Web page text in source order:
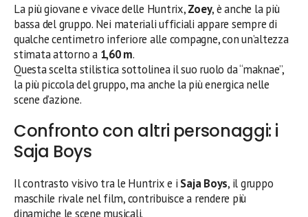
La più giovane e vivace delle Huntrix,Zoey, è anche la più
bassa del gruppo. Nei materiali ufficiali appare sempre di
qualche centimetro inferiore alle compagne, con un’altezza
stimata attorno a 1,60 m.
Questa scelta stilistica sottolinea il suo ruolo da “maknae”,
la più piccola del gruppo, ma anche la più energica nelle
scene d’azione.
Confronto con altri personaggi: i
Saja Boys
Il contrasto visivo tra le Huntrix e i Saja Boys, il gruppo
maschile rivale nel film, contribuisce a rendere più
dinamiche le scene musicali.